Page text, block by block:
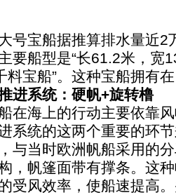
号宝船据推算排水量近2
要船型是“长61.2米，宽
料宝船”。这种宝船拥有
系统：硬帆+旋转橹
海上的行动主要依靠风
系统的这两个重要的环
与当时欧洲帆船采用的
，帆篷面带有撑条。这
受风效率，使船速提高